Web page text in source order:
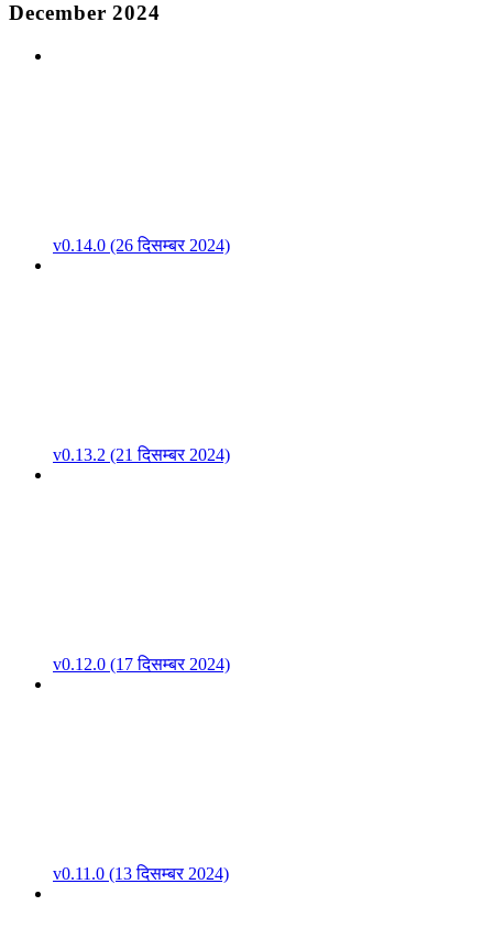
December 2024
v0.14.0 (26 दिसम्बर 2024)
v0.13.2 (21 दिसम्बर 2024)
v0.12.0 (17 दिसम्बर 2024)
v0.11.0 (13 दिसम्बर 2024)